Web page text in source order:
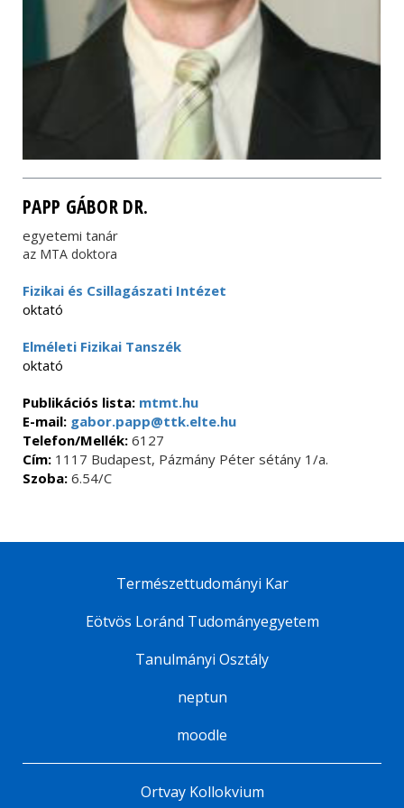
PAPP GÁBOR DR.
egyetemi tanár
az MTA doktora
Fizikai és Csillagászati Intézet
oktató
Elméleti Fizikai Tanszék
oktató
Publikációs lista: mtmt.hu
E-mail: gabor.papp@ttk.elte.hu
Telefon/Mellék: 6127
Cím: 1117 Budapest, Pázmány Péter sétány 1/a.
Szoba: 6.54/C
Természettudományi Kar
Eötvös Loránd Tudományegyetem
Tanulmányi Osztály
neptun
moodle
Ortvay Kollokvium